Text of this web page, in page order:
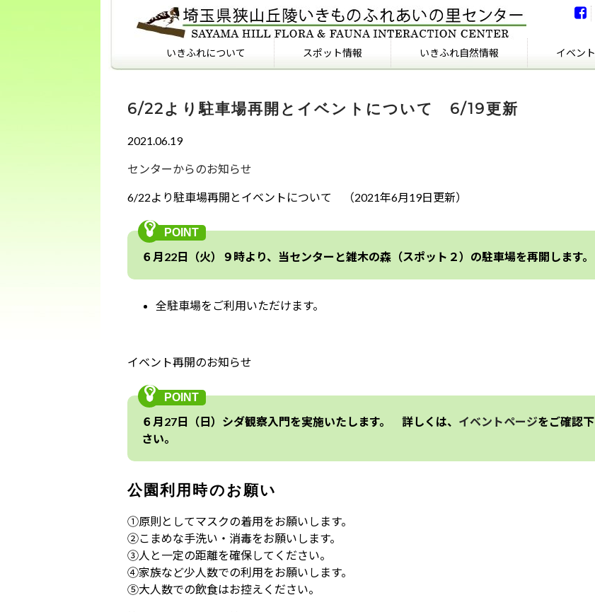
いきふれについて
ていますか？
スポット情報 いきふれ自然情報 イベント
6/22より駐車場再開とイベントについて 6/19更新
2021.06.19
センターからのお知らせ
6/22より駐車場再開とイベントについて （2021年6月19日更新）
６月22日（火）９時より、 当センターと雑木の森（スポット２）の駐車場を再開します。
全駐車場をご利用いただけます。
イベント再開のお知らせ
６月27日（日） シダ観察入門を実施いたします。 詳しくは、 イベントページをご確認下
さい。
公園利用時のお願い
①原則としてマスクの着用をお願いします。
②こまめな手洗い・消毒をお願いします。
③人と一定の距離を確保してください。
④家族など少人数での利用をお願いします。
⑤大人数での飲食はお控えください。